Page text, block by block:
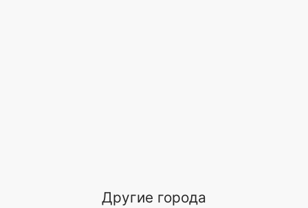
Другие города